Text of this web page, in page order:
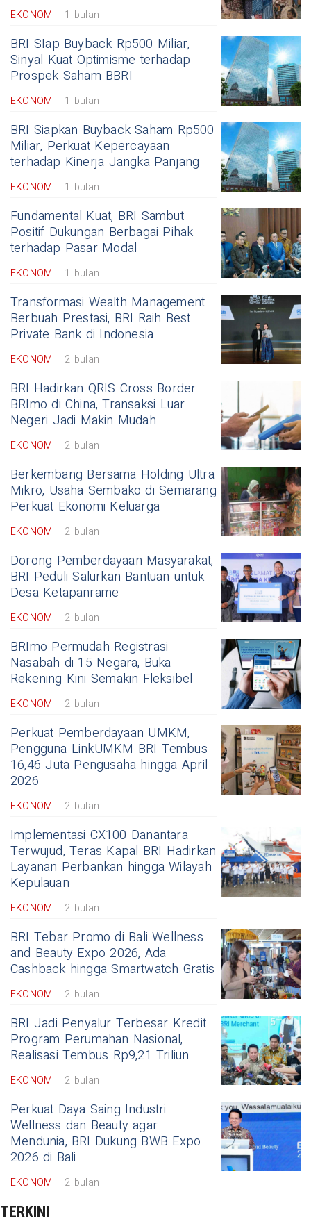
EKONOMI 1 bulan
BRI SIap Buyback Rp500 Miliar,
Sinyal Kuat Optimisme terhadap
Prospek Saham BBRI
EKONOMI 1 bulan
BRI Siapkan Buyback Saham Rp500
Miliar, Perkuat Kepercayaan
terhadap Kinerja Jangka Panjang
EKONOMI 1 bulan
Fundamental Kuat, BRI Sambut
Positif Dukungan Berbagai Pihak
terhadap Pasar Modal
EKONOMI 1 bulan
Transformasi Wealth Management
Berbuah Prestasi, BRI Raih Best
Private Bank di Indonesia
EKONOMI 2 bulan
BRI Hadirkan QRIS Cross Border
BRImo di China, Transaksi Luar
Negeri Jadi Makin Mudah
EKONOMI 2 bulan
Berkembang Bersama Holding Ultra
Mikro, Usaha Sembako di Semarang
Perkuat Ekonomi Keluarga
EKONOMI 2 bulan
Dorong Pemberdayaan Masyarakat,
BRI Peduli Salurkan Bantuan untuk
Desa Ketapanrame
EKONOMI 2 bulan
BRImo Permudah Registrasi
Nasabah di 15 Negara, Buka
Rekening Kini Semakin Fleksibel
EKONOMI 2 bulan
Perkuat Pemberdayaan UMKM,
Pengguna LinkUMKM BRI Tembus
16,46 Juta Pengusaha hingga April
2026
EKONOMI 2 bulan
Implementasi CX100 Danantara
Terwujud, Teras Kapal BRI Hadirkan
Layanan Perbankan hingga Wilayah
Kepulauan
EKONOMI 2 bulan
BRI Tebar Promo di Bali Wellness
and Beauty Expo 2026, Ada
Cashback hingga Smartwatch Gratis
EKONOMI 2 bulan
BRI Jadi Penyalur Terbesar Kredit
Program Perumahan Nasional,
Realisasi Tembus Rp9,21 Triliun
EKONOMI 2 bulan
Perkuat Daya Saing Industri
Wellness dan Beauty agar
Mendunia, BRI Dukung BWB Expo
2026 di Bali
EKONOMI 2 bulan
TERKINI